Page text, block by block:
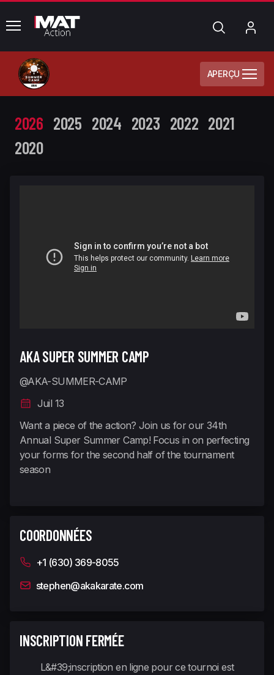
common.menu Chercher
APERÇU
2026 2025 2024 2023 2022 2021
2020
AKA SUPER SUMMER CAMP
@AKA-SUMMER-CAMP
Juil 13
Want a piece of the action? Join us for our 34th
Annual Super Summer Camp! Focus in on perfecting
your forms for the second half of the tournament
season
COORDONNÉES
+1 (630) 369-8055
stephen@akakarate.com
INSCRIPTION FERMÉE
L&#39;inscription en ligne pour ce tournoi est